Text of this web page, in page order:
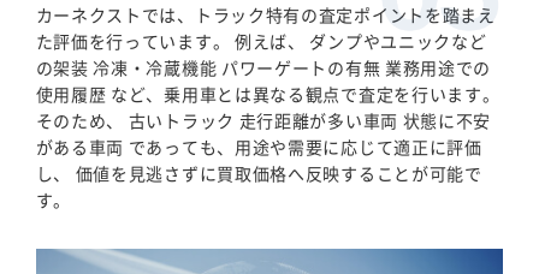
カーネクストでは、トラック特有の査定ポイントを踏まえ
た評価を行っています。 例えば、 ダンプやユニックなど
の架装 冷凍・冷蔵機能 パワーゲートの有無 業務用途での
使用履歴 など、乗用車とは異なる観点で査定を行います。
そのため、 古いトラック 走行距離が多い車両 状態に不安
がある車両 であっても、用途や需要に応じて適正に評価
し、 価値を見逃さずに買取価格へ反映することが可能で
す。